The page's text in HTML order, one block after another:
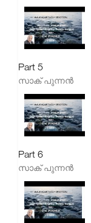
Part 5
സാക് പുന്നൻ
Part 6
സാക് പുന്നൻ